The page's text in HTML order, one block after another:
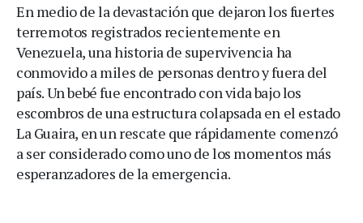
En medio de la devastación que dejaron los fuertes
terremotos registrados recientemente en
Venezuela, una historia de supervivencia ha
conmovido a miles de personas dentro y fuera del
país. Un bebé fue encontrado con vida bajo los
escombros de una estructura colapsada en el estado
La Guaira, en un rescate que rápidamente comenzó
a ser considerado como uno de los momentos más
esperanzadores de la emergencia.